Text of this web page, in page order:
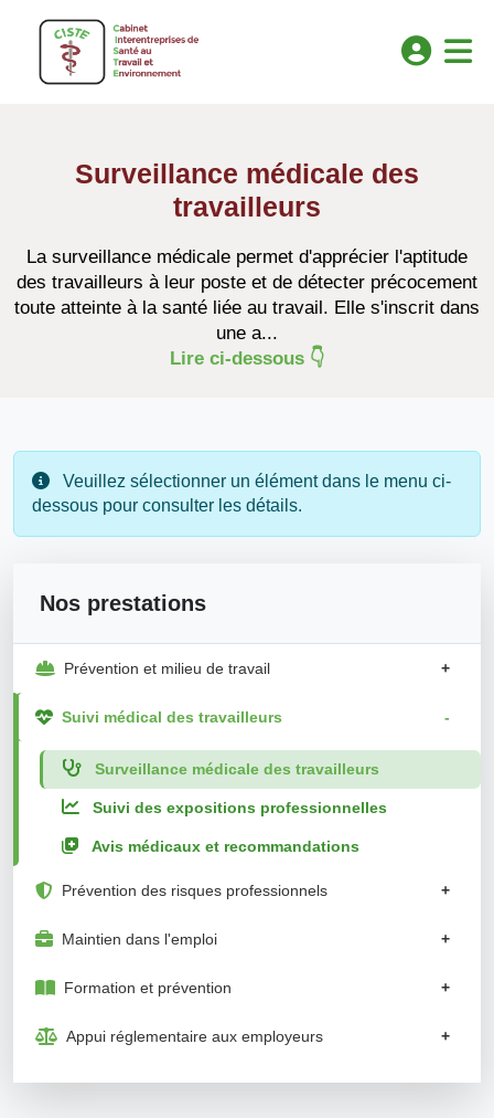
Surveillance médicale des
travailleurs
La surveillance médicale permet d'apprécier l'aptitude
des travailleurs à leur poste et de détecter précocement
toute atteinte à la santé liée au travail. Elle s'inscrit dans
une a...
Lire ci-dessous 👇
Veuillez sélectionner un élément dans le menu ci-
dessous pour consulter les détails.
Nos prestations
Prévention et milieu de travail +
Suivi médical des travailleurs -
Surveillance médicale des travailleurs
Suivi des expositions professionnelles
Avis médicaux et recommandations
Prévention des risques professionnels +
Maintien dans l'emploi +
Formation et prévention +
Appui réglementaire aux employeurs +